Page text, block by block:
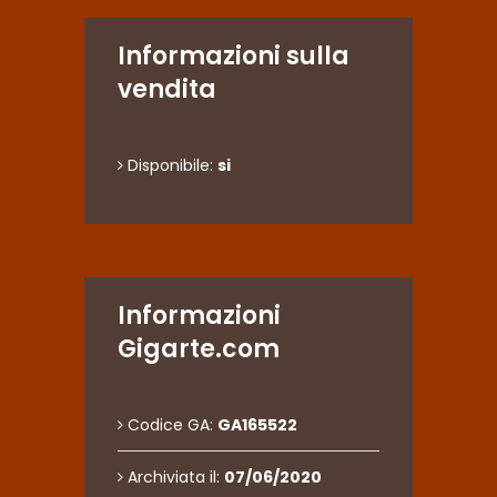
Informazioni sulla
vendita
Disponibile: si
Informazioni
Gigarte.com
Codice GA: GA165522
Archiviata il: 07/06/2020